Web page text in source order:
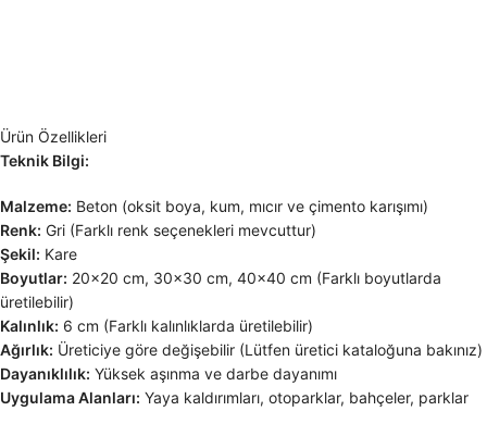
Ürün Özellikleri
Teknik Bilgi:
Malzeme: Beton (oksit boya, kum, mıcır ve çimento karışımı)
Renk: Gri (Farklı renk seçenekleri mevcuttur)
Şekil: Kare
Boyutlar: 20×20 cm, 30×30 cm, 40×40 cm (Farklı boyutlarda
üretilebilir)
Kalınlık: 6 cm (Farklı kalınlıklarda üretilebilir)
Ağırlık: Üreticiye göre değişebilir (Lütfen üretici kataloğuna bakınız)
Dayanıklılık: Yüksek aşınma ve darbe dayanımı
Uygulama Alanları: Yaya kaldırımları, otoparklar, bahçeler, parklar